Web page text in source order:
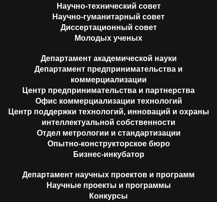
Научно-технический совет
Научно-гуманитарный совет
Диссертационный совет
Молодых ученых
Департамент академической науки
Департамент предпринимательства и
коммерциализации
Центр предпринимательства и партнерства
Офис коммерциализации технологий
Центр поддержки технологий, инноваций и охраны
интеллектуальной собственности
Отдел метрологии и стандартизации
Опытно-конструкторское бюро
Бизнес-инкубатор
Департамент научных проектов и программ
Научные проекты и программы
Конкурсы